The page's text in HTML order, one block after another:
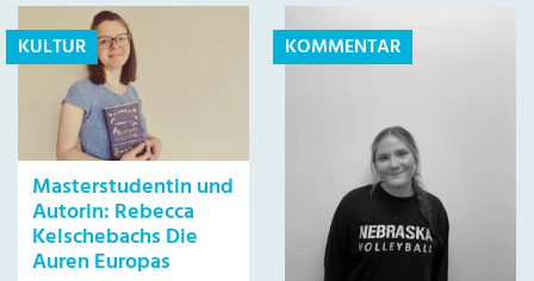
KULTUR
Masterstudentin und
Autorin: Rebecca
Kelschebachs Die
Auren Europas
KOMMENTAR